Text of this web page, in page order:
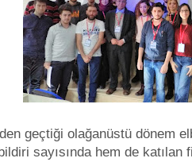
geçtiği olağanüstü dönem
sayısında hem de katılan